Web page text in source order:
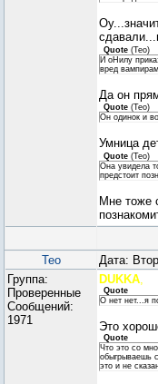
Quote (Teo)
И оНилу
вред вампирам.
Да он
Quote (Teo)
Он одинок и
Умница
Quote (Teo)
Она увидела
предстоит
Мне тоже
Teo Дата:
Группа:
Проверенные
Сообщений:
1971
DUKKA,
Quote
О нет нет...я
Это
Quote
Что это со
обыгрываешь
это и не